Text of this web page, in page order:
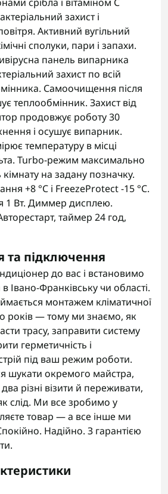
захист і
Активний вугільний
сполуки, пари і запахи.
панель випарника
захист по всій
Самоочищення після
теплообмінник. Захист від
продовжує роботу 30
і осушує випарник.
температуру в місці
Turbo-режим максимально
на задану позначку.
+8 °C і FreezeProtect -15 °C.
1 Вт. Диммер дисплею.
таймер 24 год,
та підключення
до вас і встановимо
Івано-Франківську чи області.
монтажем кліматичної
років — тому ми знаємо, як
трасу, заправити систему
герметичність і
під ваш режим роботи.
шукати окремого майстра,
різні візити й переживати,
слід. Ми все зробимо у
товар — а все інше ми
Надійно. З гарантією